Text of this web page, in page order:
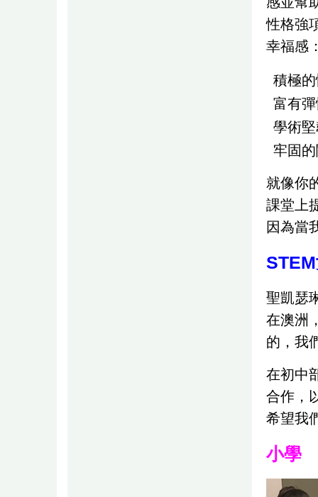
性格強
幸福感
積極
富有
學術
牢固
就像你
課堂上
因為當
聖凱瑟
在澳洲
的，我
在初中
合作，
希望我
小學